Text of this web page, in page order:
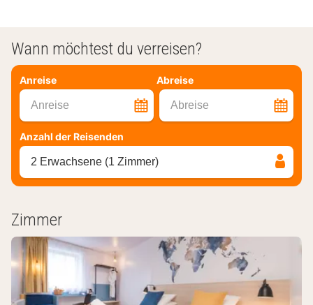
Wann möchtest du verreisen?
Anreise Abreise
Anreise Abreise
Anzahl der Reisenden
2 Erwachsene (1 Zimmer)
Zimmer